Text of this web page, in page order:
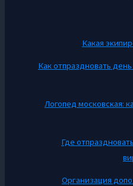
Какая
Как отпраздновать
Логопед московская:
Где
Организация